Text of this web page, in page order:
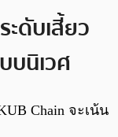
ดับเสี้ยว
บนิเวศ
Chain จะเน้น